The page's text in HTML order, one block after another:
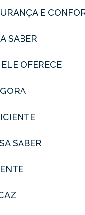
E
SABER
OFERECE
SABER